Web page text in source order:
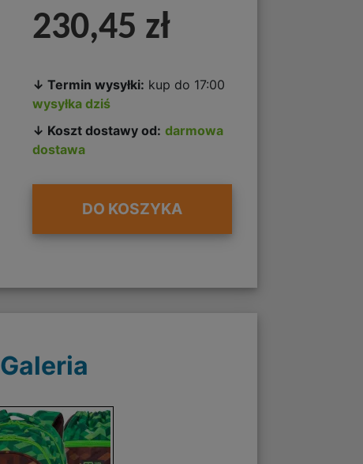
230,45 zł
↓ Termin wysyłki: kup do 17:00
wysyłka dziś
↓ Koszt dostawy od: darmowa
dostawa
DO KOSZYKA
Galeria